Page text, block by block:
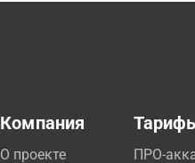
Компания
О проекте
ПРО-